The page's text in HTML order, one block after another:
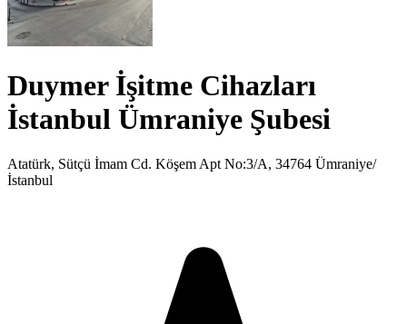
Duymer İşitme Cihazları
İstanbul Ümraniye Şubesi
Atatürk, Sütçü İmam Cd. Köşem Apt No:3/A, 34764 Ümraniye/
İstanbul